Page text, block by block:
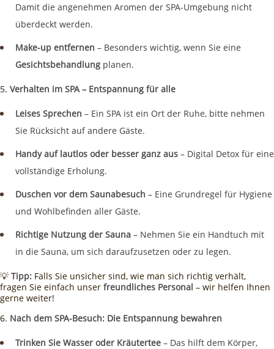
Damit die angenehmen Aromen der SPA-Umgebung nicht
überdeckt werden.
Make-up entfernen – Besonders wichtig, wenn Sie eine
Gesichtsbehandlung planen.
Verhalten im SPA – Entspannung für alle
Leises Sprechen – Ein SPA ist ein Ort der Ruhe, bitte nehmen
Sie Rücksicht auf andere Gäste.
Handy auf lautlos oder besser ganz aus – Digital Detox für eine
vollständige Erholung.
Duschen vor dem Saunabesuch – Eine Grundregel für Hygiene
und Wohlbefinden aller Gäste.
Richtige Nutzung der Sauna – Nehmen Sie ein Handtuch mit
in die Sauna, um sich daraufzusetzen oder zu legen.
💡 Tipp: Falls Sie unsicher sind, wie man sich richtig verhält,
fragen Sie einfach unser freundliches Personal – wir helfen Ihnen
gerne weiter!
Nach dem SPA-Besuch: Die Entspannung bewahren
Trinken Sie Wasser oder Kräutertee – Das hilft dem Körper,